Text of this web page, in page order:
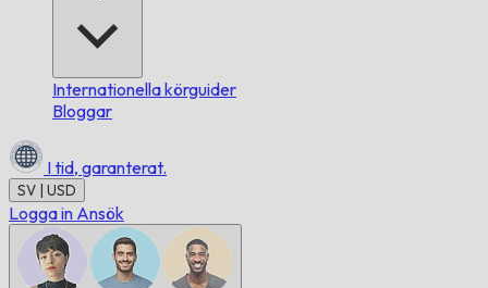
Internationella körguider
Bloggar
I tid, garanterat.
SV | USD
Logga in Ansök